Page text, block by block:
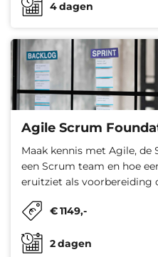
4dagen
Agile Scrum
Maak kennis met Agile,
een Scrum team en hoe
eruitziet als voorbereiding
€1149,-
2dagen